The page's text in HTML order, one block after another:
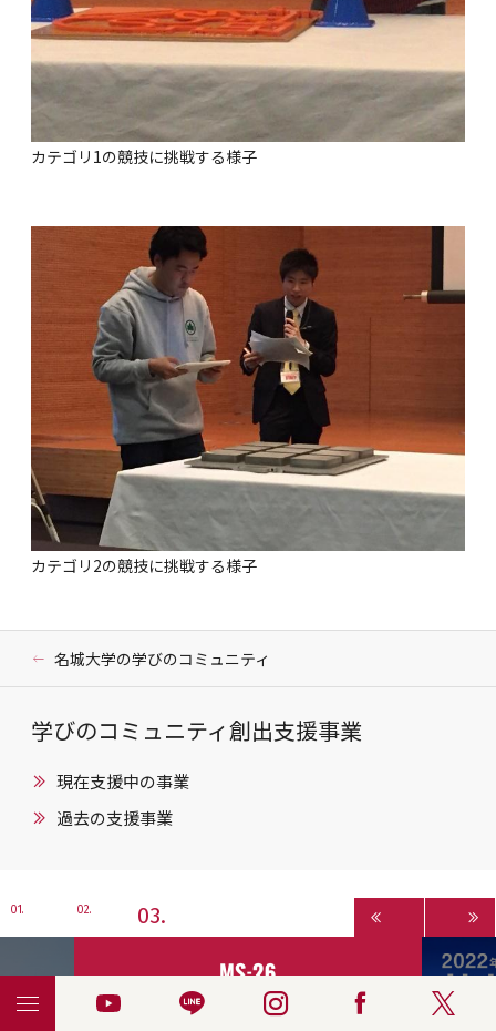
カテゴリ1の競技に挑戦する様子
カテゴリ2の競技に挑戦する様子
名城大学の学びのコミュニティ
学びのコミュニティ創出支援事業
現在支援中の事業
過去の支援事業
1 2 3